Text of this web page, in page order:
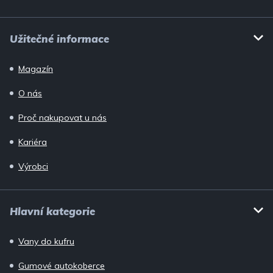
Užitečné informace
Magazín
O nás
Proč nakupovat u nás
Kariéra
Výrobci
Hlavní kategorie
Vany do kufru
Gumové autokoberce